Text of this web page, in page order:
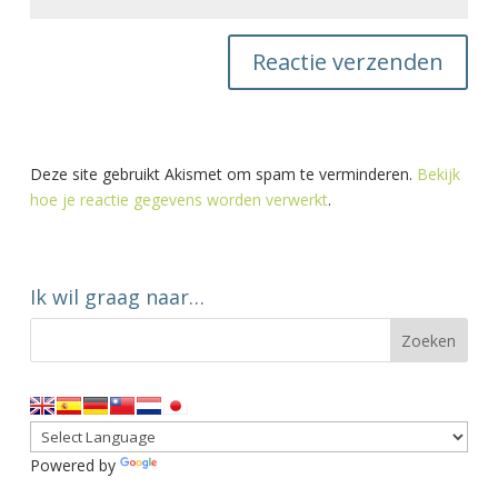
Deze site gebruikt Akismet om spam te verminderen. Bekijk
hoe je reactie gegevens worden verwerkt.
Ik wil graag naar…
Powered by